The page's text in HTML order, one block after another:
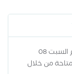
أقرب ميعاد لدكتور سامح حمدي رجب هو يوم السبت 08
المتاحة من خلال